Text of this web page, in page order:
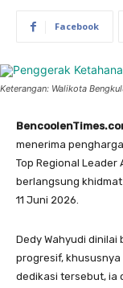
Facebook
Keterangan: Walikota
menerima
Top Regional
berlangsung khidmat
11 Juni 2026.
Dedy Wahyudi
progresif,
dedikasi tersebut, ia